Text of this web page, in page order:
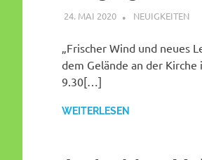
24. MAI 2020 SHAGGY
NEUIGKEITEN
„Frischer Wind und neues
dem Gelände an der
9.30[…]
WEITERLESEN